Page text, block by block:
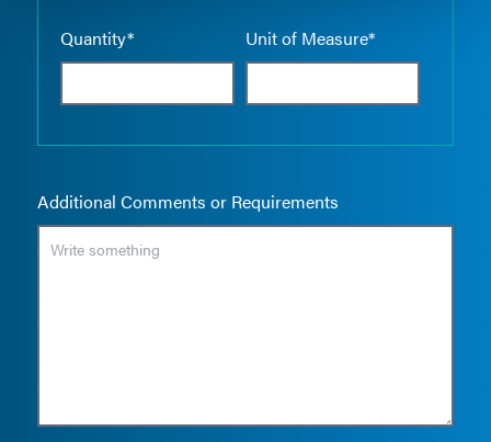
Quantity* Unit of Measure*
Additional Comments or Requirements